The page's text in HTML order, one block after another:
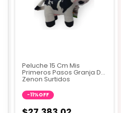
Peluche 15 Cm Mis
Primeros Pasos Granja De
Zenon Surtidos
-11%OFF